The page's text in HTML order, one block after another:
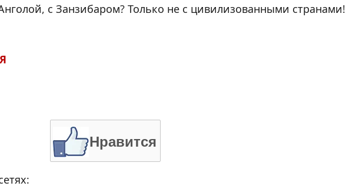
с Занзибаром? Только не с цивилизованными странами!
Нравится